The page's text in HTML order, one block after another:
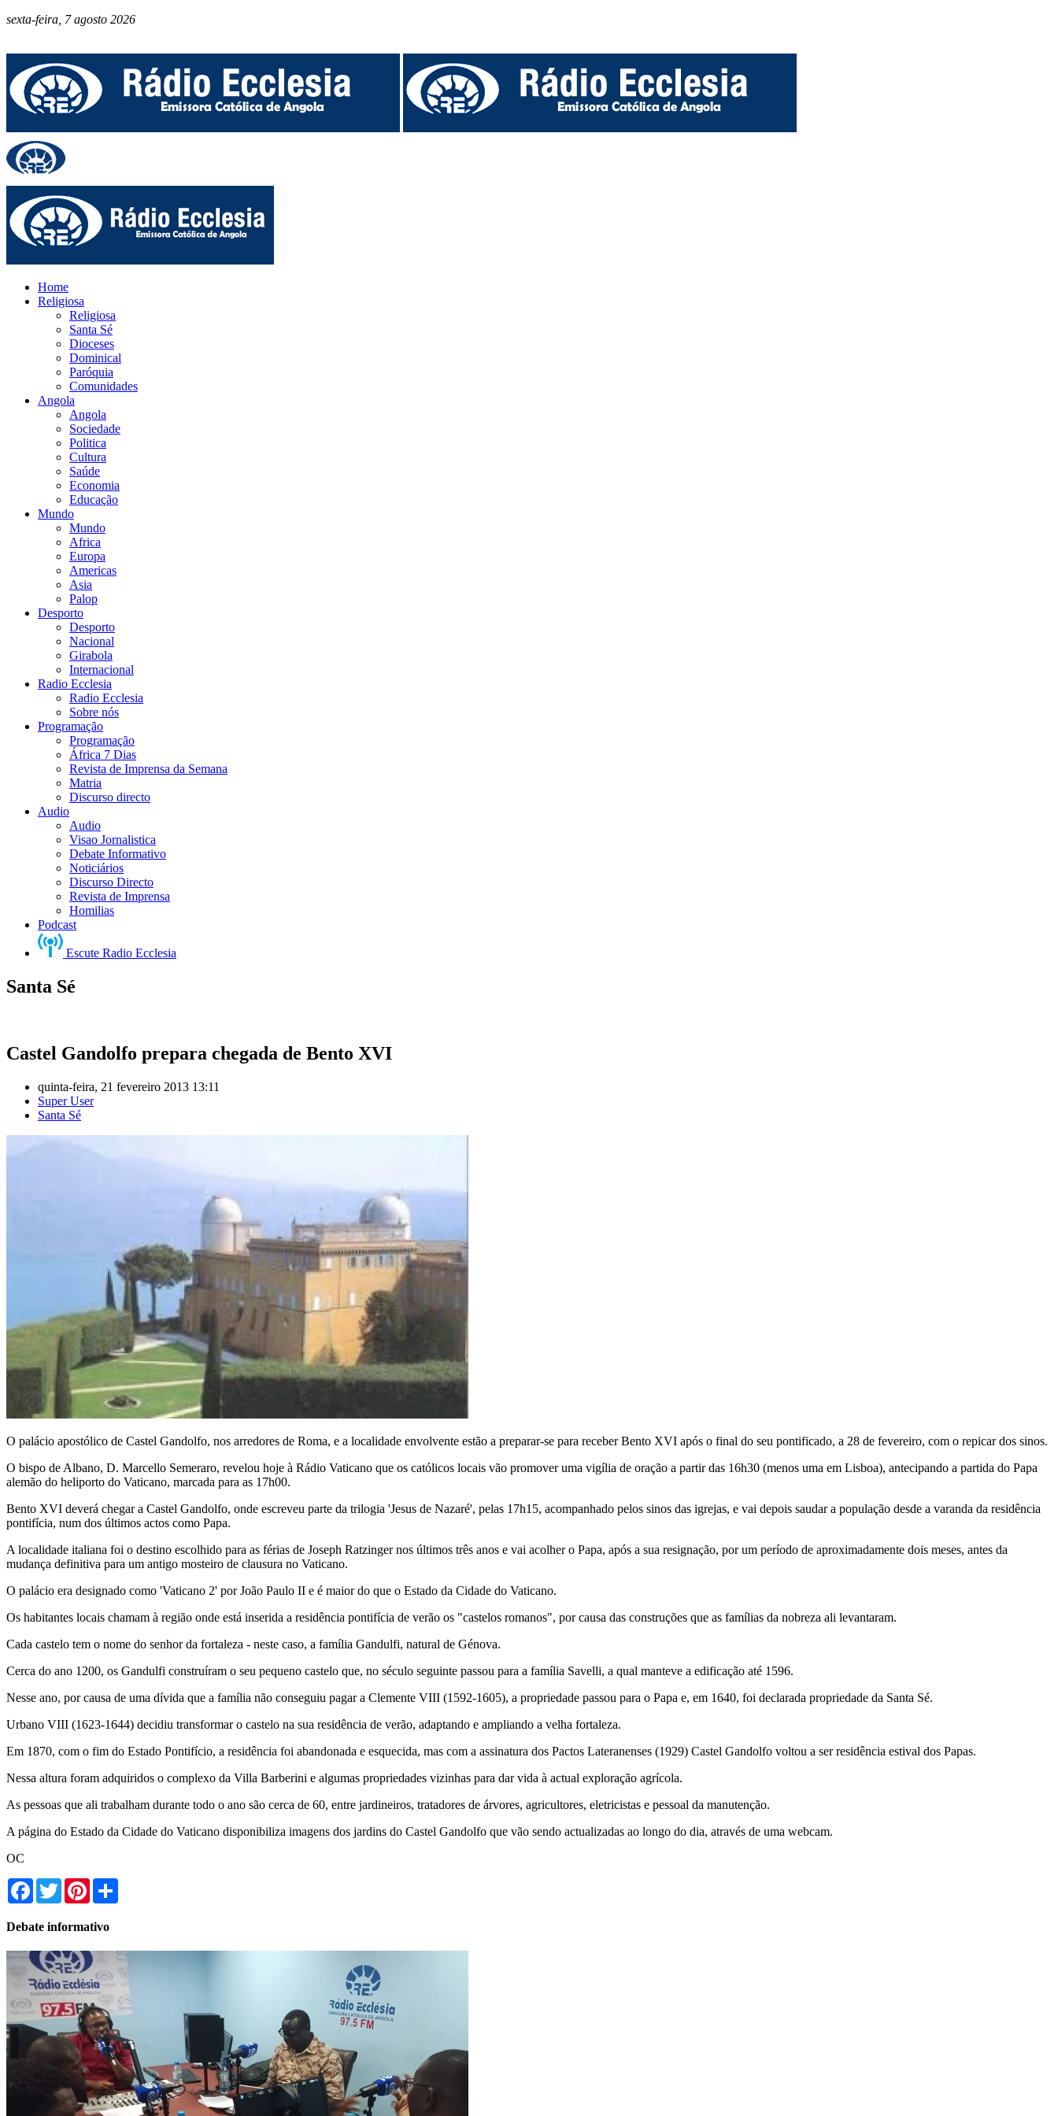
sexta-feira, 7 agosto 2026
Home
Religiosa
Religiosa
Santa Sé
Dioceses
Dominical
Paróquia
Comunidades
Angola
Angola
Sociedade
Politica
Cultura
Saúde
Economia
Educação
Mundo
Mundo
Africa
Europa
Americas
Asia
Palop
Desporto
Desporto
Nacional
Girabola
Internacional
Radio Ecclesia
Radio Ecclesia
Sobre nós
Programação
Programação
África 7 Dias
Revista de Imprensa da Semana
Matria
Discurso directo
Audio
Audio
Visao Jornalistica
Debate Informativo
Noticiários
Discurso Directo
Revista de Imprensa
Homilias
Podcast
Escute Radio Ecclesia
Santa Sé
Castel Gandolfo prepara chegada de Bento XVI
quinta-feira, 21 fevereiro 2013 13:11
Super User
Santa Sé
O palácio apostólico de Castel Gandolfo, nos arredores de Roma, e a localidade envolvente estão a preparar-se para receber Bento XVI após o final do seu pontificado, a 28 de fevereiro, com o repicar dos sinos.
O bispo de Albano, D. Marcello Semeraro, revelou hoje à Rádio Vaticano que os católicos locais vão promover uma vigília de oração a partir das 16h30 (menos uma em Lisboa), antecipando a partida do Papa
alemão do heliporto do Vaticano, marcada para as 17h00.
Bento XVI deverá chegar a Castel Gandolfo, onde escreveu parte da trilogia 'Jesus de Nazaré', pelas 17h15, acompanhado pelos sinos das igrejas, e vai depois saudar a população desde a varanda da residência
pontifícia, num dos últimos actos como Papa.
A localidade italiana foi o destino escolhido para as férias de Joseph Ratzinger nos últimos três anos e vai acolher o Papa, após a sua resignação, por um período de aproximadamente dois meses, antes da
mudança definitiva para um antigo mosteiro de clausura no Vaticano.
O palácio era designado como 'Vaticano 2' por João Paulo II e é maior do que o Estado da Cidade do Vaticano.
Os habitantes locais chamam à região onde está inserida a residência pontifícia de verão os "castelos romanos", por causa das construções que as famílias da nobreza ali levantaram.
Cada castelo tem o nome do senhor da fortaleza - neste caso, a família Gandulfi, natural de Génova.
Cerca do ano 1200, os Gandulfi construíram o seu pequeno castelo que, no século seguinte passou para a família Savelli, a qual manteve a edificação até 1596.
Nesse ano, por causa de uma dívida que a família não conseguiu pagar a Clemente VIII (1592-1605), a propriedade passou para o Papa e, em 1640, foi declarada propriedade da Santa Sé.
Urbano VIII (1623-1644) decidiu transformar o castelo na sua residência de verão, adaptando e ampliando a velha fortaleza.
Em 1870, com o fim do Estado Pontifício, a residência foi abandonada e esquecida, mas com a assinatura dos Pactos Lateranenses (1929) Castel Gandolfo voltou a ser residência estival dos Papas.
Nessa altura foram adquiridos o complexo da Villa Barberini e algumas propriedades vizinhas para dar vida à actual exploração agrícola.
As pessoas que ali trabalham durante todo o ano são cerca de 60, entre jardineiros, tratadores de árvores, agricultores, eletricistas e pessoal da manutenção.
A página do Estado da Cidade do Vaticano disponibiliza imagens dos jardins do Castel Gandolfo que vão sendo actualizadas ao longo do dia, através de uma webcam.
OC
Facebook
TwitterPinterest
Debate informativo